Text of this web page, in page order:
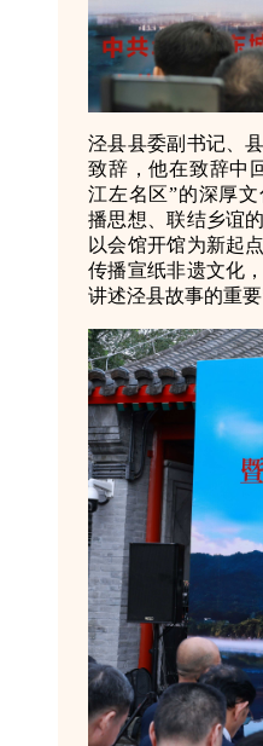
泾县县委副书记、
致辞，他在致辞中
江左名区”的深厚
播思想、联结乡谊
以会馆开馆为新起
传播宣纸非遗文化
讲述泾县故事的重要